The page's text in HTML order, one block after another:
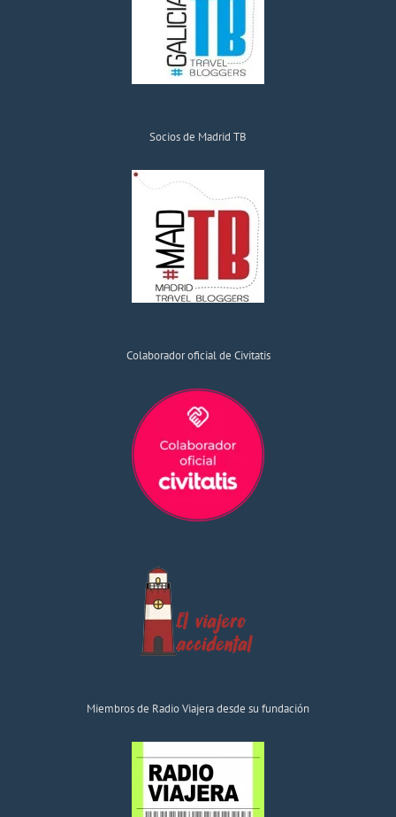
Socios de Madrid TB
Colaborador oficial de Civitatis
Miembros de Radio Viajera desde su fundación